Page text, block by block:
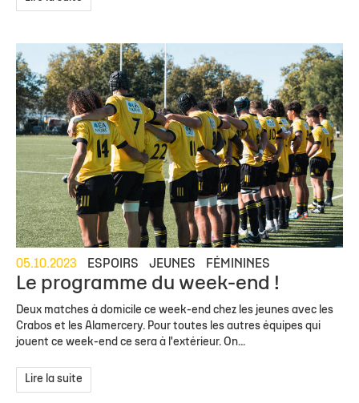
05.10.2023 ESPOIRS JEUNES FÉMININES
Le programme du week-end !
Deux matches à domicile ce week-end chez les jeunes avec les
Crabos et les Alamercery. Pour toutes les autres équipes qui
jouent ce week-end ce sera à l'extérieur. On...
Lire la suite